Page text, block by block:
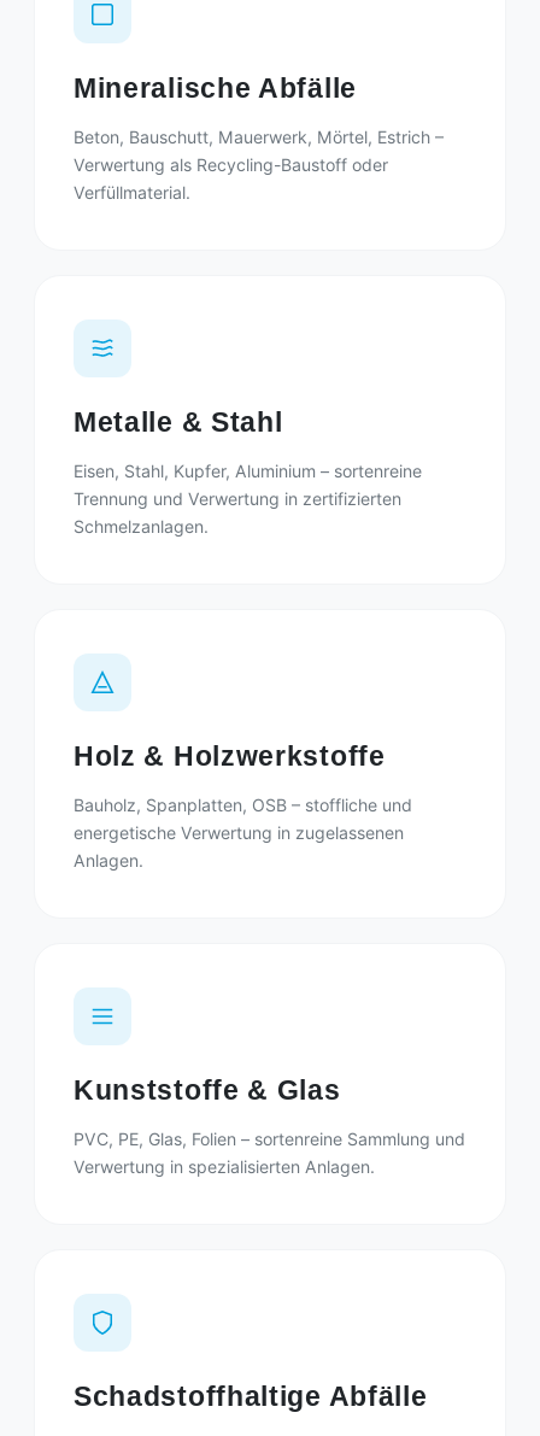
Mineralische Abfälle
Beton, Bauschutt, Mauerwerk, Mörtel, Estrich –
Verwertung als Recycling-Baustoff oder
Verfüllmaterial.
Metalle & Stahl
Eisen, Stahl, Kupfer, Aluminium – sortenreine
Trennung und Verwertung in zertifizierten
Schmelzanlagen.
Holz & Holzwerkstoffe
Bauholz, Spanplatten, OSB – stoffliche und
energetische Verwertung in zugelassenen
Anlagen.
Kunststoffe & Glas
PVC, PE, Glas, Folien – sortenreine Sammlung und
Verwertung in spezialisierten Anlagen.
Schadstoffhaltige Abfälle